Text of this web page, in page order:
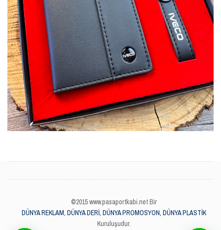
©2015 www.pasaportkabi.net Bir
DÜNYA REKLAM, DÜNYA DERİ, DÜNYA PROMOSYON, DÜNYA PLASTİK
Kuruluşudur.